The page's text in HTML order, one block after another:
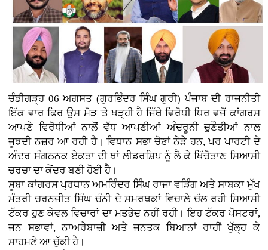
ਚੰਡੀਗੜ੍ਹ 06 ਅਗਸਤ (ਗੁਰਭਿੰਦਰ ਸਿੰਘ ਗੁਰੀ)ਪੰਜਾਬ ਦੀ ਰਾਜਨੀਤੀ
ਇੱਕ ਵਾਰ ਫਿਰ ਉਸ ਮੋੜ 'ਤੇ ਖੜ੍ਹੀ ਹੈ ਜਿੱਥੇ ਵਿਰੋਧੀ ਧਿਰ ਵਜੋਂ ਕਾਂਗਰਸ
ਆਪਣੇ ਵਿਰੋਧੀਆਂ ਨਾਲੋਂ ਵੱਧ ਆਪਣੀਆਂ ਅੰਦਰੂਨੀ ਚੁਣੌਤੀਆਂ ਨਾਲ
ਜੂਝਦੀ ਨਜ਼ਰ ਆ ਰਹੀ ਹੈ। ਵਿਧਾਨ ਸਭਾ ਚੋਣਾਂ ਨੇੜੇ ਹਨ, ਪਰ ਪਾਰਟੀ ਦੇ
ਅੰਦਰ ਸੰਗਠਨਕ ਏਕਤਾ ਦੀ ਥਾਂ ਲੀਡਰਸ਼ਿਪ ਨੂੰ ਲੈ ਕੇ ਖਿੱਚੋਤਾਣ ਸਿਆਸੀ
ਚਰਚਾ ਦਾ ਕੇਂਦਰ ਬਣੀ ਹੋਈ ਹੈ।
ਸੂਬਾ ਕਾਂਗਰਸ ਪ੍ਰਧਾਨ ਅਮਰਿੰਦਰ ਸਿੰਘ ਰਾਜਾ ਵੜਿੰਗ ਅਤੇ ਸਾਬਕਾ ਮੁੱਖ
ਮੰਤਰੀ ਚਰਨਜੀਤ ਸਿੰਘ ਚੰਨੀ ਦੇ ਸਮਰਥਕਾਂ ਵਿਚਾਲੇ ਚੱਲ ਰਹੀ ਸਿਆਸੀ
ਟੱਕਰ ਹੁਣ ਕੇਵਲ ਵਿਚਾਰਾਂ ਦਾ ਮਤਭੇਦ ਨਹੀਂ ਰਹੀ। ਇਹ ਟੱਕਰ ਪੋਸਟਰਾਂ,
ਜਨ ਸਭਾਵਾਂ, ਨਾਅਰੇਬਾਜ਼ੀ ਅਤੇ ਜਨਤਕ ਬਿਆਨਾਂ ਰਾਹੀਂ ਖੁੱਲ੍ਹ ਕੇ
ਸਾਹਮਣੇ ਆ ਚੁੱਕੀ ਹੈ।